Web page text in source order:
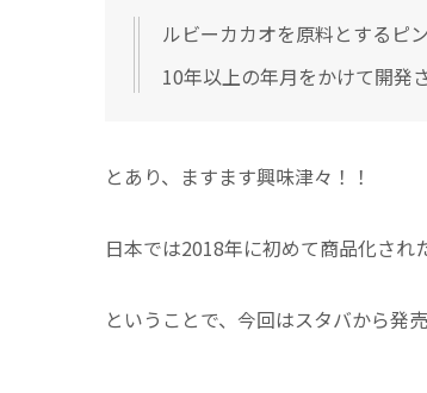
ルビーカカオを原料とするピ
10年以上の年月をかけて開発
とあり、ますます興味津々！！
日本では2018年に初めて商品化され
ということで、今回はスタバから発